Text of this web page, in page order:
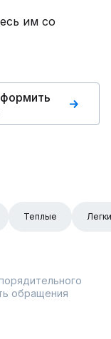
им со
Теплые
обращения